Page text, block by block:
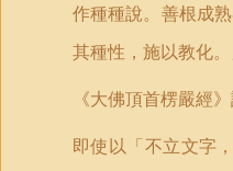
作種種說。善根成
其種性，施以教化
《大佛頂首楞嚴經
即使以「不立文字